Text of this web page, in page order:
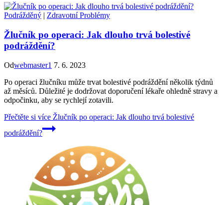
Podrážděný | Zdravotní Problémy
Žlučník po operaci: Jak dlouho trvá bolestivé
podráždění?
Odwebmaster1 7. 6. 2023
Po operaci žlučníku může trvat bolestivé podráždění několik týdnů
až měsíců. Důležité je dodržovat doporučení lékaře ohledně stravy a
odpočinku, aby se rychlejí zotavili.
Přečtěte si více Žlučník po operaci: Jak dlouho trvá bolestivé
podráždění?